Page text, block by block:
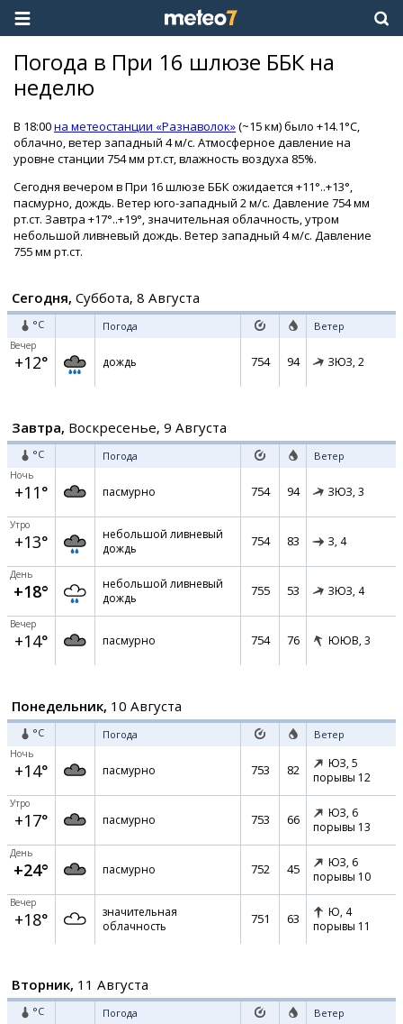
Погода в При 16 шлюзе ББК на
неделю
В 18:00на метеостанции «Разнаволок»(~15 км) было +14.1°C,
облачно, ветер западный 4 м/с. Атмосферное давление на
уровне станции 754 мм рт.ст, влажность воздуха 85%.
Сегодня вечером в При 16 шлюзе ББК ожидается +11°..+13°,
пасмурно, дождь. Ветер юго-западный 2 м/с. Давление 754 мм
рт.ст. Завтра +17°..+19°, значительная облачность, утром
небольшой ливневый дождь. Ветер западный 4 м/с. Давление
755 мм рт.ст.
Сегодня, Суббота, 8 Августа
°C Погода Ветер
Вечер
+12° дождь 754 94 ЗЮЗ, 2
Завтра, Воскресенье, 9 Августа
°C Погода Ветер
Ночь
+11° пасмурно 754 94 ЗЮЗ, 3
Утро
+13°
небольшой ливневый
дождь
754 83 З, 4
День
+18°
небольшой ливневый
дождь
755 53 ЗЮЗ, 4
Вечер
+14° пасмурно 754 76 ЮЮВ, 3
Понедельник, 10 Августа
°C Погода Ветер
Ночь
+14° пасмурно 753 82 ЮЗ, 5
порывы 12
Утро
+17° пасмурно 753 66 ЮЗ, 6
порывы 13
День
+24° пасмурно 752 45 ЮЗ, 6
порывы 10
Вечер
+18°
значительная
облачность
751 63 Ю, 4
порывы 11
Вторник, 11 Августа
°C Погода Ветер